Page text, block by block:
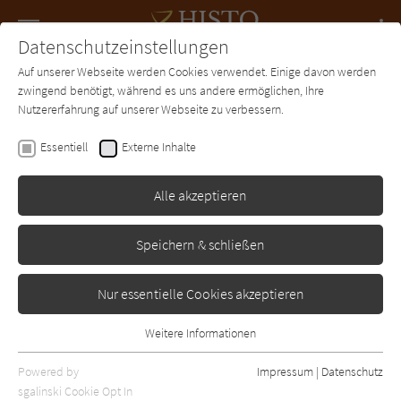
SUCHE Forum Charts Newsletter
Petra Waldherr
Die Ratsherrentochter
Erschienen: Januar 2014 Bibliogr. Angaben
Datenschutzeinstellungen
Auf unserer Webseite werden Cookies verwendet. Einige davon werden
zwingend benötigt, während es uns andere ermöglichen, Ihre
Nutzererfahrung auf unserer Webseite zu verbessern.
Essentiell Externe Inhalte
Alle akzeptieren
Speichern & schließen
Nur essentielle Cookies akzeptieren
Essentielle Cookies werden für grundlegende Funktionen der
Webseite benötigt. Dadurch ist gewährleistet, dass die Webseite
Weitere Informationen
Powered by
sgalinski Cookie Opt In
Impressum | Datenschutz